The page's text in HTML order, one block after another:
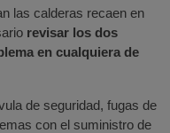
las calderas recaen en
revisar los dos
en cualquiera de
de seguridad, fugas de
con el suministro de